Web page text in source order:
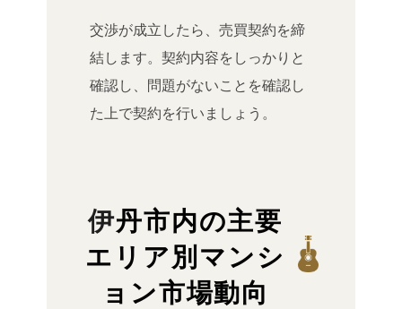
交渉が成立したら、売買契約を締
結します。契約内容をしっかりと
確認し、問題がないことを確認し
た上で契約を行いましょう。
伊丹市内の主要
エリア別マンシ
ョン市場動向